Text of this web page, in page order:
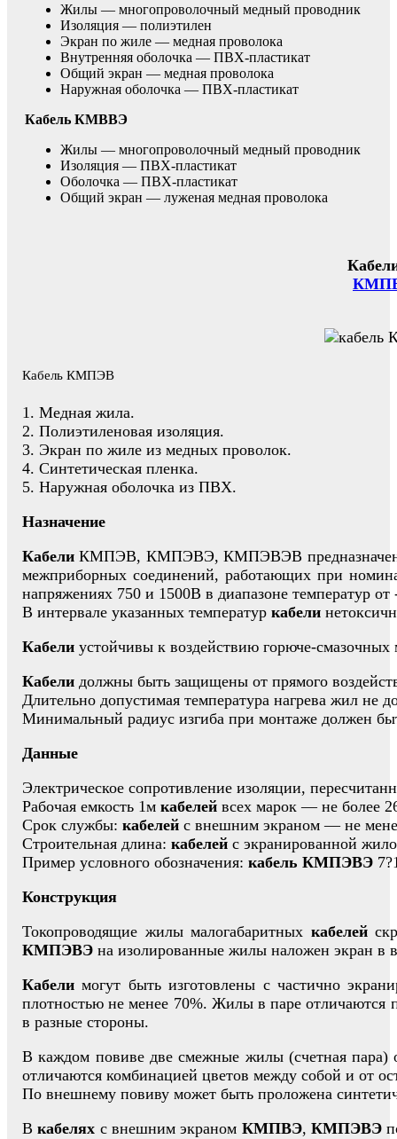
Жилы — многопроволочный медный проводник
Изоляция — полиэтилен
Экран по жиле — медная проволока
Внутренняя оболочка — ПВХ-пластикат
Общий экран — медная проволока
Наружная оболочка — ПВХ-пластикат
Кабель КМВВЭ
Жилы — многопроволочный медный проводник
Изоляция — ПВХ-пластикат
Оболочка — ПВХ-пластикат
Общий экран — луженая медная проволока
Кабель КМПЭВ
1. Медная жила.
2. Полиэтиленовая изоляция.
3. Экран по жиле из медных проволок.
4. Синтетическая пленка.
5. Наружная оболочка из ПВХ.
Назначение
Кабели КМПЭВ, КМПЭВЭ, КМПЭВЭВ предназначены
межприборных соединений, работающих при
напряжениях 750 и 1500В в диапазоне температур
В интервале указанных температур кабели
Кабели устойчивы к воздействию горюче-
Кабели должны быть защищены от прямого
Длительно допустимая температура нагрева жил не
Минимальный радиус изгиба при монтаже должен
Данные
Электрическое сопротивление изоляции,
Рабочая емкость 1м кабелей всех марок — не более
Срок службы: кабелей с внешним экраном — не
Строительная длина: кабелей с экранированной
Пример условного обозначения: кабель КМПЭВЭ
Конструкция
Токопроводящие жилы малогабаритных кабелей
КМПЭВЭ на изолированные жилы наложен экран в
Кабели могут быть изготовлены с частично
плотностью не менее 70%. Жилы в паре
в разные стороны.
В каждом повиве две смежные жилы (счетная пара)
отличаются комбинацией цветов между собой и от
По внешнему повиву может быть проложена
Вкабелях с внешним экраном КМПВЭ, КМПЭВЭ